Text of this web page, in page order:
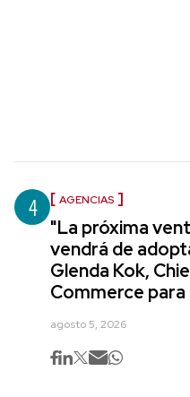
4 AGENCIAS
"La próxima
vendrá de
Glenda Kok,
Commerce para
agosto 5, 2026